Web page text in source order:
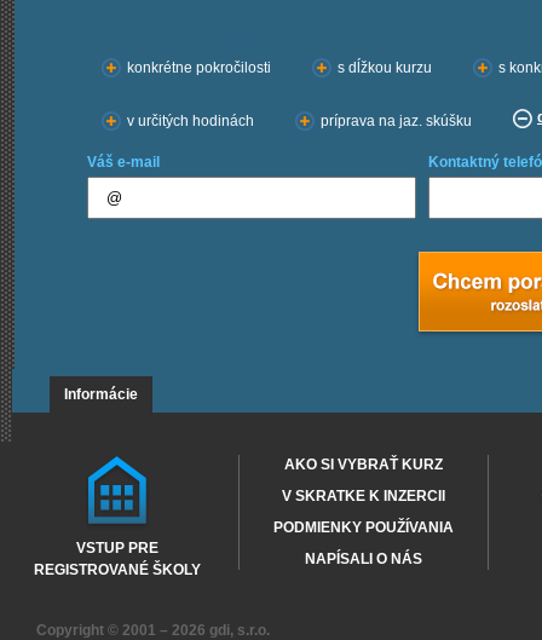
konkrétne pokročilosti
s dĺžkou kurzu s
v určitých hodinách príprava na jaz. skúšku
Váš e-mail Kontaktný
Informácie
VSTUP PRE
REGISTROVANÉ ŠKOLY
AKO SI VYBRAŤ KURZ
V SKRATKE K INZERCII
PODMIENKY POUŽÍVANIA
NAPÍSALI O NÁS
Copyright © 2001 – 2026 gdi, s.r.o.